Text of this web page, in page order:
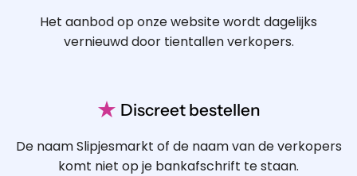
Het aanbod op onze website wordt dagelijks
vernieuwd door tientallen verkopers.
★ Discreet bestellen
De naam Slipjesmarkt of de naam van de verkopers
komt niet op je bankafschrift te staan.